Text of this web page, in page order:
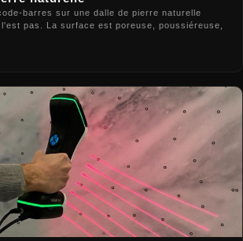
barres sur une dalle de pierre naturelle
pas. La surface est poreuse, poussiéreuse,